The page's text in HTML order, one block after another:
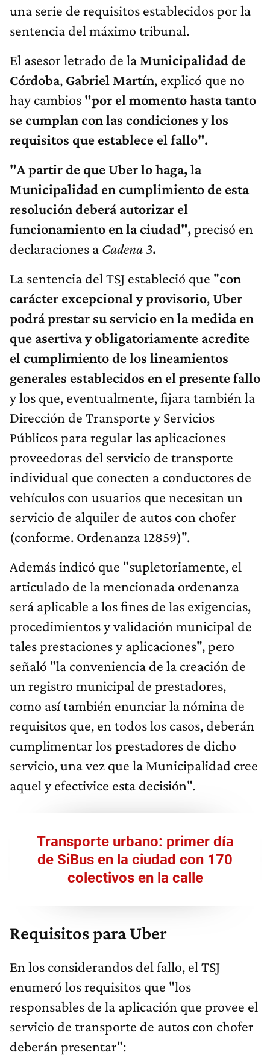
una serie de requisitos establecidos por la
sentencia del máximo tribunal.
El asesor letrado de la Municipalidad de
Córdoba, Gabriel Martín, explicó que no
hay cambios "por el momento hasta tanto
se cumplan con las condiciones y los
requisitos que establece el fallo".
"A partir de que Uber lo haga, la
Municipalidad en cumplimiento de esta
resolución deberá autorizar el
funcionamiento en la ciudad",precisó en
declaraciones a Cadena 3.
La sentencia del TSJ estableció que "con
carácter excepcional y provisorio,Uber
podrá prestar su servicio en la medida en
que asertiva y obligatoriamente acredite
el cumplimiento de los lineamientos
generales establecidos en el presente fallo
y los que, eventualmente, fijara también la
Dirección de Transporte y Servicios
Públicos para regular las aplicaciones
proveedoras del servicio de transporte
individual que conecten a conductores de
vehículos con usuarios que necesitan un
servicio de alquiler de autos con chofer
(conforme. Ordenanza 12859)".
Además indicó que "supletoriamente, el
articulado de la mencionada ordenanza
será aplicable a los fines de las exigencias,
procedimientos y validación municipal de
tales prestaciones y aplicaciones", pero
señaló "la conveniencia de la creación de
un registro municipal de prestadores,
como así también enunciar la nómina de
requisitos que, en todos los casos, deberán
cumplimentar los prestadores de dicho
servicio, una vez que la Municipalidad cree
aquel y efectivice esta decisión".
Transporte urbano: primer día
de SiBus en la ciudad con 170
colectivos en la calle
Requisitos para Uber
En los considerandos del fallo, el TSJ
enumeró los requisitos que "los
responsables de la aplicación que provee el
servicio de transporte de autos con chofer
deberán presentar":